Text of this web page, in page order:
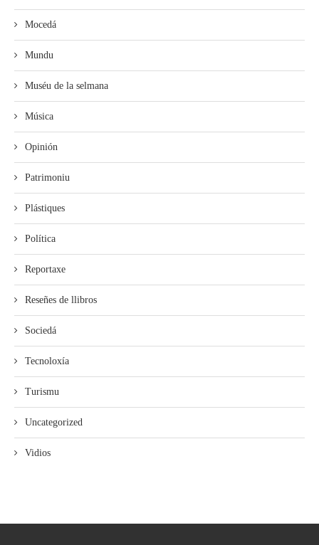
Mocedá
Mundu
Muséu de la selmana
Música
Opinión
Patrimoniu
Plástiques
Política
Reportaxe
Reseñes de llibros
Sociedá
Tecnoloxía
Turismu
Uncategorized
Vidios